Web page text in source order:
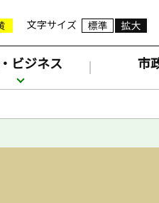
文字サイズ
ビジネス 市